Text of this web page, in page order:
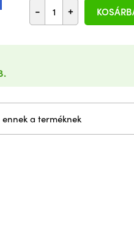
- +
ennek a terméknek